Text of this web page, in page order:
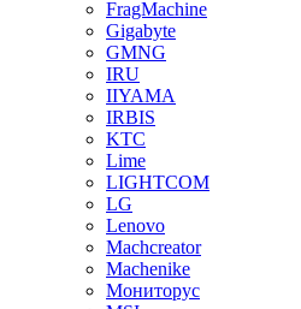
FragMachine
Gigabyte
GMNG
IRU
IIYAMA
IRBIS
KTC
Lime
LIGHTCOM
LG
Lenovo
Machcreator
Machenike
Мониторус